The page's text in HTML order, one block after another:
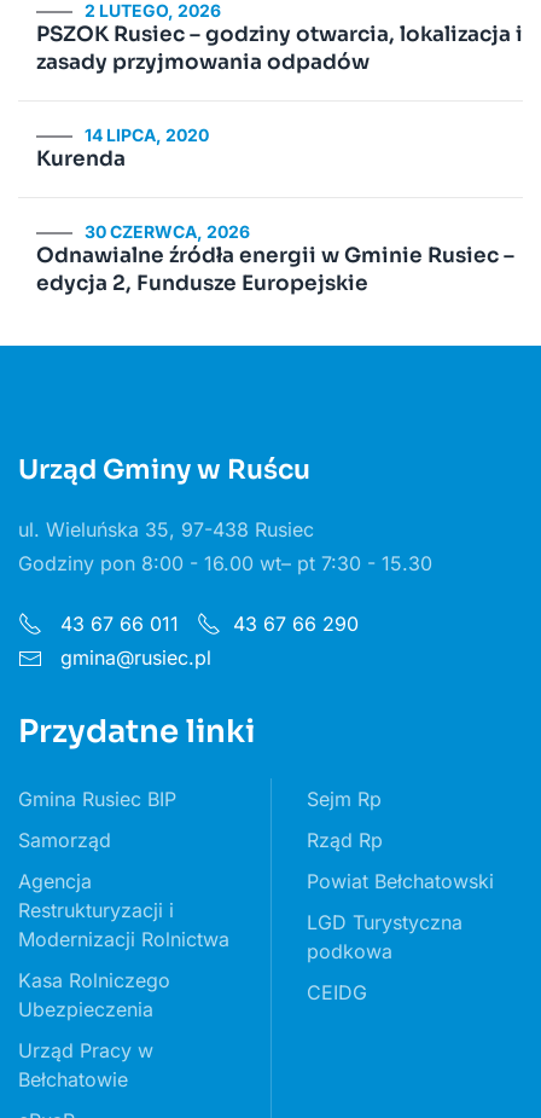
2 LUTEGO, 2026
PSZOK Rusiec – godziny otwarcia, lokalizacja i
zasady przyjmowania odpadów
14 LIPCA, 2020
Kurenda
30 CZERWCA, 2026
Odnawialne źródła energii w Gminie Rusiec –
edycja 2, Fundusze Europejskie
Urząd Gminy w Ruścu
ul. Wieluńska 35, 97-438 Rusiec
Godziny pon 8:00 - 16.00 wt– pt 7:30 - 15.30
43 67 66 011
43 67 66 290
gmina@rusiec.pl
Przydatne linki
Gmina Rusiec BIP
Samorząd
Agencja
Restrukturyzacji i
Modernizacji Rolnictwa
Kasa Rolniczego
Ubezpieczenia
Urząd Pracy w
Bełchatowie
Sejm Rp
Rząd Rp
Powiat Bełchatowski
LGD Turystyczna
podkowa
CEIDG